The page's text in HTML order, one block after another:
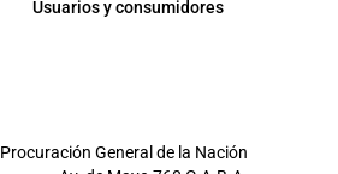
Usuarios y consumidores
Procuración General de la Nación